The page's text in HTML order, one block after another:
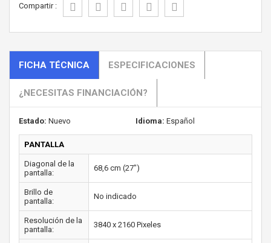
Compartir :
FICHA TÉCNICA ESPECIFICACIONES
¿NECESITAS FINANCIACIÓN?
Estado: Nuevo Idioma: Español
PANTALLA
Diagonal de la
pantalla:
68,6 cm (27")
Brillo de
pantalla:
No indicado
Resolución de la
pantalla:
3840 x 2160 Pixeles